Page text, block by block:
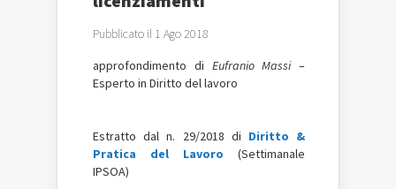
Pubblicato il 1 Ago 2018
approfondimento di Eufranio Massi–
Esperto in Diritto del lavoro
Estratto dal n. 29/2018 di Diritto &
Pratica del Lavoro (Settimanale
IPSOA)